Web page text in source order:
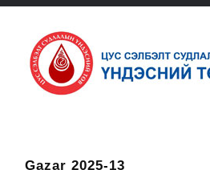
Gazar 2025-13